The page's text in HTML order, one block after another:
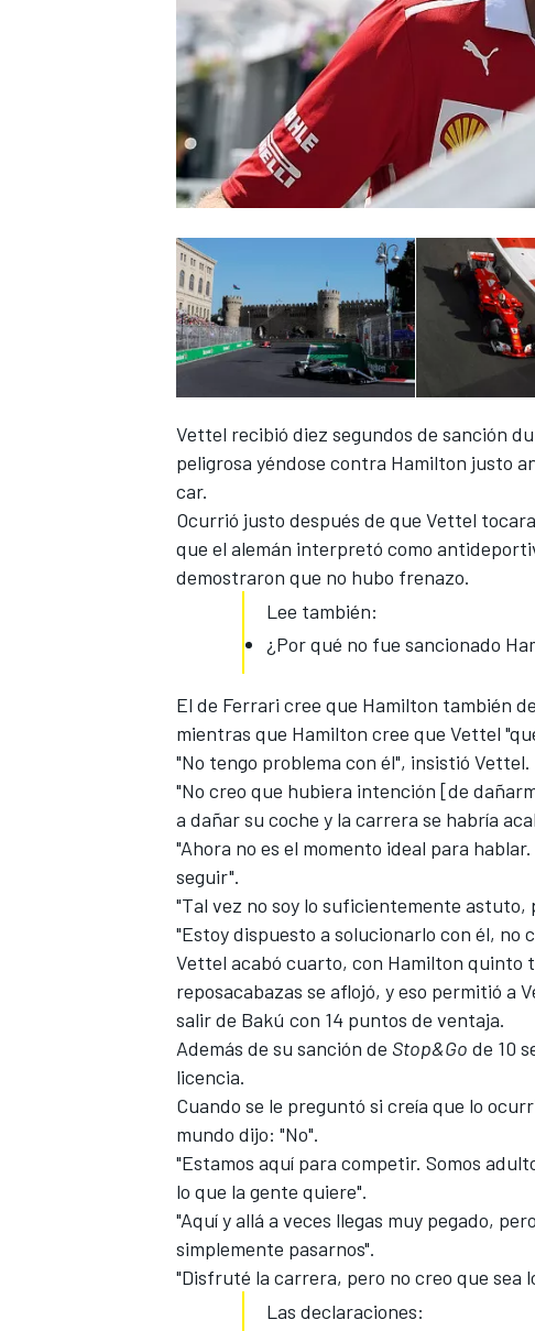
MÁS CATEGORÍAS
Vettel recibió diez segundos de sanción
peligrosa yéndose contra Hamilton justo
car.
Ocurrió justo después de que Vettel
que el alemán interpretó como
demostraron que no hubo frenazo.
Lee también:
¿Por qué no fue sancionado
El de Ferrari cree que Hamilton también
mientras que Hamilton cree que Vettel
"No tengo problema con él", insistió
"No creo que hubiera intención [de
a dañar su coche y la carrera se habría
"Ahora no es el momento ideal para
seguir".
"Tal vez no soy lo suficientemente astuto,
"Estoy dispuesto a solucionarlo con él, no
Vettel acabó cuarto, con Hamilton
reposacabazas se aflojó, y eso permitió a
salir de Bakú con 14 puntos de ventaja.
Además de su sanción de Stop&Go de 10
licencia.
Cuando se le preguntó si creía que lo
mundo dijo: "No".
"Estamos aquí para competir. Somos
lo que la gente quiere".
"Aquí y allá a veces llegas muy pegado,
simplemente pasarnos".
"Disfruté la carrera, pero no creo que sea
Las declaraciones: